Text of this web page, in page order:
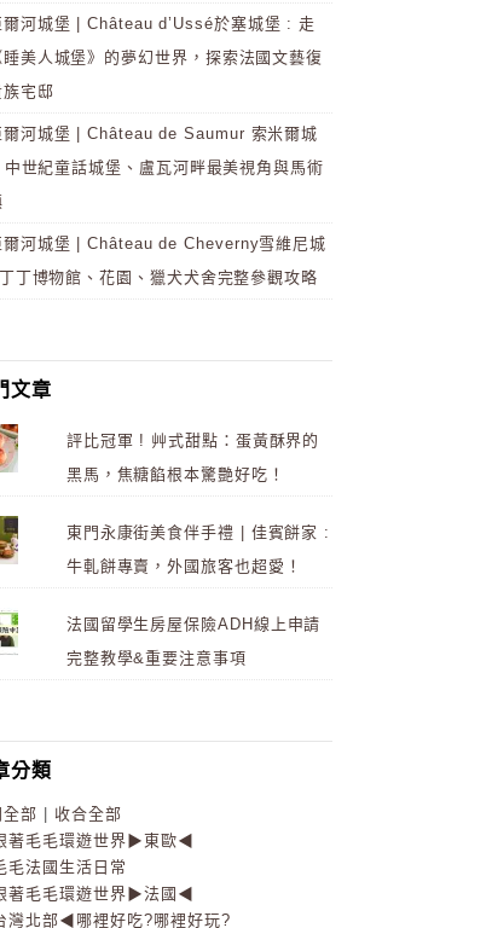
爾河城堡 | Château d’Ussé於塞城堡 : 走
睡美人城堡》的夢幻世界，探索法國文藝復
宅邸
爾河城堡 | Château de Saumur 索米爾城
世紀童話城堡、盧瓦河畔最美視角與馬術
爾河城堡 | Château de Cheverny雪維尼城
丁博物館、花園、獵犬犬舍完整參觀攻略
文章
評比冠軍 ! 艸式甜點：蛋黃酥界的
黑馬，焦糖餡根本驚艷好吃！
東門永康街美食伴手禮 | 佳賓餅家 :
牛軋餅專賣，外國旅客也超愛！
法國留學生房屋保險ADH線上申請
完整教學&重要注意事項
分類
全部
收合全部
著毛毛環遊世界▶東歐◀
毛法國生活日常
著毛毛環遊世界▶法國◀
灣北部◀哪裡好吃?哪裡好玩?